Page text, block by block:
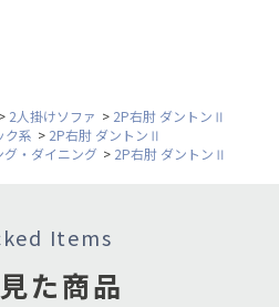
> 2人掛けソファ > 2P右肘 ダントンⅡ
ク系 > 2P右肘 ダントンⅡ
グ・ダイニング > 2P右肘 ダントンⅡ
Items
た商品